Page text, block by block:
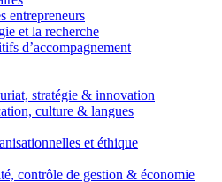
entrepreneurs
et la recherche
d’accompagnement
stratégie & innovation
culture & langues
et éthique
contrôle de gestion & économie